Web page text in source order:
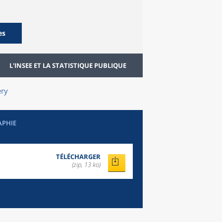
L'INSEE ET LA STATISTIQUE PUBLIQUE
TÉLÉCHARGER
(zip, 13 ko)